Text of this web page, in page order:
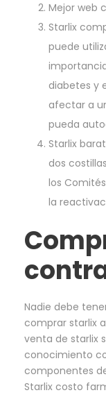
Mejor web
Starlix
puede
diabetes y
afectar a
pueda
Starlix
dos
los
la
Nadie debe
comprar starlix
venta de starlix
conocimiento
componentes
Starlix costo